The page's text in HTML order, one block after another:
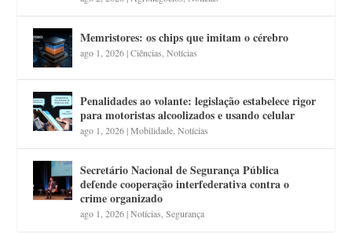
Memristores: os chips que imitam o cérebro
ago 1, 2026|Ciências ,Notícias
Penalidades ao volante: legislação estabelece rigor
para motoristas alcoolizados e usando celular
ago 1, 2026|Mobilidade ,Notícias
Secretário Nacional de Segurança Pública
defende cooperação interfederativa contra o
crime organizado
ago 1, 2026|Notícias ,Segurança